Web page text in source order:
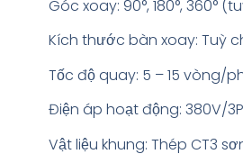
Góc xoay: 90°, 180°, 360°
Kích thước bàn xoay: Tuỳ
Tốc độ quay: 5 – 15 vòng/
Điện áp hoạt động: 380V/
Vật liệu khung: Thép CT3